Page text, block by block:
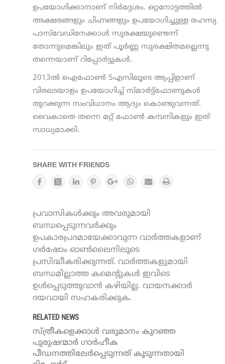
ഉപയോഗിക്കാനാണ് നിര്‍ദ്ദേശം. ഒറ്റനോട്ടത്തില്‍
അക്ഷരങ്ങളും ചിഹ്നങ്ങളും ഉപയോഗിച്ചുള്ള രഹസ്യ
പാസ്‌വേഡിനേക്കാള്‍ സുരക്ഷയുണ്ടെന്ന്
തോന്നുമെങ്കിലും ഇത് പൂര്‍ണ്ണ സുരക്ഷിതമല്ലെന്നു
തന്നെയാണ് റിപ്പോര്‍ട്ടുകള്‍.
2013ല്‍ ഐഫോണ്‍ 5എസിലൂടെ ആപ്പിളാണ്
വിരലടയാളം ഉപയോഗിച്ച് സ്മാര്‍ട്ട്‌ഫോണുകള്‍
തുറക്കുന്ന സംവിധാനം ആദ്യം കൊണ്ടുവന്നത്.
വൈകാതെ തന്നെ മറ്റ് ഫോണ്‍ കമ്പനികളും ഇത്
സാധ്യമാക്കി.
SHARE WITH FRIENDS
പ്രവാസികൾക്കും അവരുമായി
ബന്ധപ്പെടുന്നവർക്കും
ഉപകാരപ്രദമായേക്കാവുന്ന വാർത്തകളാണ്
ഗർഷോം ഓൺലൈനിലൂടെ
പ്രസിദ്ധീകരിക്കുന്നത്. വാർത്തകളുമായി
ബന്ധമില്ലാത്ത കമെന്റുകൾ ഇവിടെ
ഉൾപ്പെടുത്തുവാൻ കഴിയില്ല. വായനക്കാർ
ദയവായി സഹകരിക്കുക.
RELATED NEWS
സ്ത്രീകളെക്കാള്‍ വരുമാനം കുറഞ്ഞ
പുരുഷന്മാര്‍ ഗാര്‍ഹീക
പീഡനത്തിലേര്‍പ്പെടുന്നത് കൂടുന്നതായി